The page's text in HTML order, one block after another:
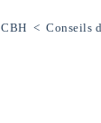
CBH < Conseils